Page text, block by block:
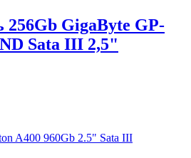
256Gb GigaByte GP-
Sata III 2,5"